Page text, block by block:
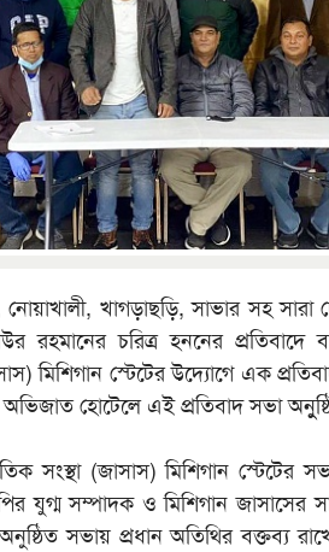
খাগড়াছড়ি, সাভার সহ সারা
রহমানের চরিত্র হননের প্রতিবাদে
মিশিগান স্টেটের উদ্যোগে এক
অভিজাত হোটেলে এই প্রতিবাদ সভা
সংস্থা (জাসাস) মিশিগান স্টেটের
যুগ্ম সম্পাদক ও মিশিগান জাসাসের
সভায় প্রধান অতিথির বক্তব্য